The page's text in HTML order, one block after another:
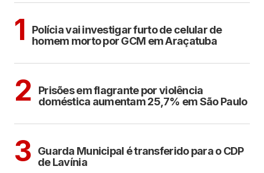
1
Polícia vai investigar furto de celular de
homem morto por GCM em Araçatuba
2
Prisões em flagrante por violência
doméstica aumentam 25,7% em São Paulo
3 Guarda Municipal é transferido para o CDP
de Lavínia